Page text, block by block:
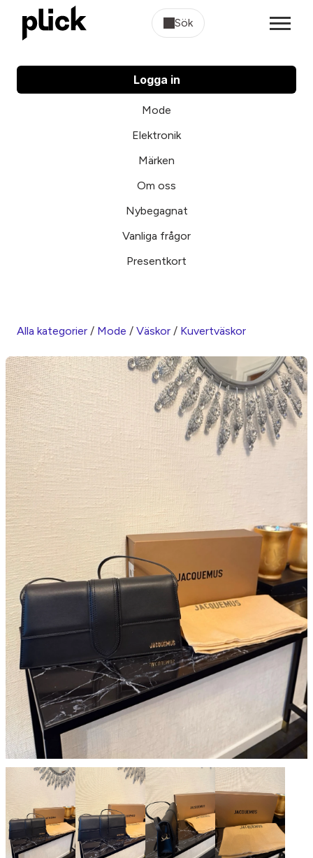
Sök
Logga in
Mode
Elektronik
Märken
Om oss
Nybegagnat
Vanliga frågor
Presentkort
Alla kategorier / Mode / Väskor / Kuvertväskor